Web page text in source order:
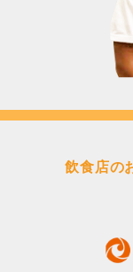
飲食店の